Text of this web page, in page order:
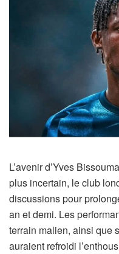
L’avenir d’Yves
plus incertain, le club
discussions pour
an et demi. Les
terrain malien, ainsi que
auraient refroidi